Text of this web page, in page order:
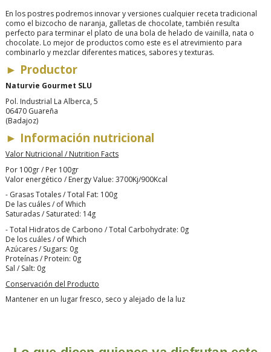
En los postres podremos innovar y versiones cualquier receta tradicional
como el bizcocho de naranja, galletas de chocolate, también resulta
perfecto para terminar el plato de una bola de helado de vainilla, nata o
chocolate. Lo mejor de productos como este es el atrevimiento para
combinarlo y mezclar diferentes matices, sabores y texturas.
► Productor
Naturvie Gourmet SLU
Pol. Industrial La Alberca, 5
06470 Guareña
(Badajoz)
► Información nutricional
Valor Nutricional / Nutrition Facts
Por 100gr / Per 100gr
Valor energético / Energy Value: 3700Kj/900Kcal
- Grasas Totales / Total Fat: 100g
De las cuáles / of Which
Saturadas / Saturated: 14g
- Total Hidratos de Carbono / Total Carbohydrate: 0g
De los cuáles / of Which
Azúcares / Sugars: 0g
Proteínas / Protein: 0g
Sal / Salt: 0g
Conservación del Producto
Mantener en un lugar fresco, seco y alejado de la luz